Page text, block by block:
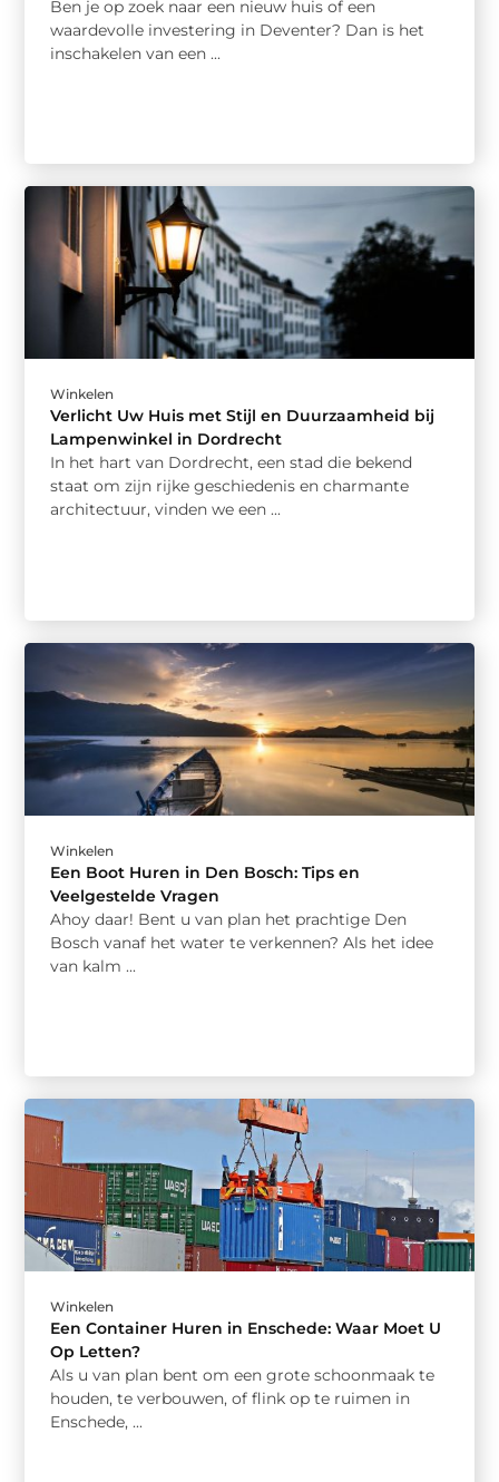
Ben je op zoek naar een nieuw huis of een
waardevolle investering in Deventer? Dan is het
inschakelen van een ...
Winkelen
Verlicht Uw Huis met Stijl en Duurzaamheid bij
Lampenwinkel in Dordrecht
In het hart van Dordrecht, een stad die bekend
staat om zijn rijke geschiedenis en charmante
architectuur, vinden we een ...
Winkelen
Een Boot Huren in Den Bosch: Tips en
Veelgestelde Vragen
Ahoy daar! Bent u van plan het prachtige Den
Bosch vanaf het water te verkennen? Als het idee
van kalm ...
Winkelen
Een Container Huren in Enschede: Waar Moet U
Op Letten?
Als u van plan bent om een grote schoonmaak te
houden, te verbouwen, of flink op te ruimen in
Enschede, ...